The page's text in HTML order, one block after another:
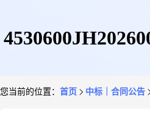
您当前的位置： 首页 中标｜合同公告